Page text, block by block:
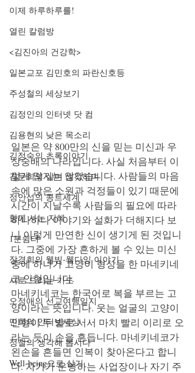
이제 하루하루를!
열린 칼럼방
<김진아의 건강학>
일본교포 김민호의 파란신호등
주성철의 세상보기
김정인의 인터넷 닷 컴
김용현의 낮은 목소리
김정숙의 초록이야기
김문희의 살며 생각하며
정안섭의 콩트세계
함께 사는 지혜
1분쉼터
장경희의 웰빙-웰다잉 이야기
시로 드리는 기도
오정애의 선교여행일지
민희의 인터넷세상
정철의 생각해 봅시다
Well-being으로 살기
일본은 약 800만의 신을 믿는 미신과 우
상숭배의 나라입니다. 사실 처음부터 이
렇게 많지는 않았습니다. 사람들의 마음
속에 많은 소원과 걱정들이 있기 때문에
시간이 지날수록 사람들의 필요에 따라
하나하나 이야기와 설화가 더해지다 보
니 이렇게 만연한 신이 생기게 된 것입니
다. 그중에 가장 흔하게 볼 수 있는 미신
중에 하나가 고양이 형상을 한 마네키네
코 인형입니다.
마네키네코는 한국어로 복을 부르는 고
양이라는 뜻입니다. 웃는 얼굴의 고양이
인형이 두 발로 서서 마치 빨리 이리로 오
라는 듯이 손을 흔듭니다. 마네키네코가
왼손을 흔들면 인복이 찾아온다고 합니
다. 자기가 운영하는 사업장이나 자기 주